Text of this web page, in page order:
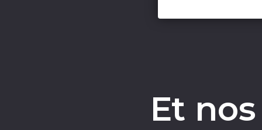
Et